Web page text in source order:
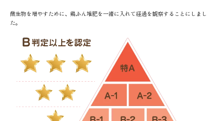
微生物を増やすために、鶏ふん堆肥を一緒に入れて経過を観察することにしまし
た。